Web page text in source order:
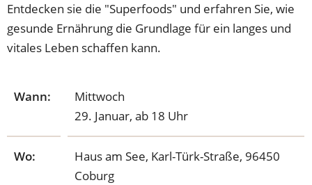
Entdecken sie die "Superfoods" und erfahren Sie, wie
gesunde Ernährung die Grundlage für ein langes und
vitales Leben schaffen kann.
Wann:
Mittwoch
29. Januar, ab 18 Uhr
Wo:
Haus am See, Karl-Türk-Straße, 96450
Coburg